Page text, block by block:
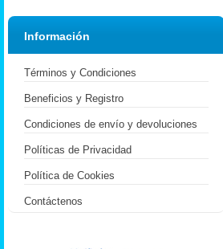
Información
Términos y Condiciones
Beneficios y Registro
Condiciones de envío y devoluciones
Políticas de Privacidad
Política de Cookies
Contáctenos